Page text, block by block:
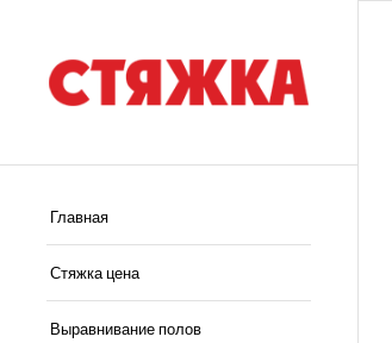
Главная
Стяжка цена
Выравнивание полов